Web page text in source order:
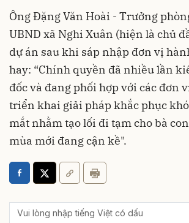
Ông Đặng Văn Hoài - Trưởng
UBND xã Nghi Xuân (hiện là chủ
dự án sau khi sáp nhập đơn vị
hay: “Chính quyền đã nhiều lần
đốc và đang phối hợp với các đơn
triển khai giải pháp khắc phục
mắt nhằm tạo lối đi tạm cho bà
mùa mới đang cận kề".